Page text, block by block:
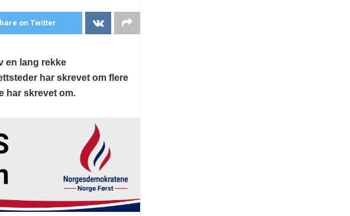
on Twitter
en lang rekke
har skrevet om flere
har skrevet om.